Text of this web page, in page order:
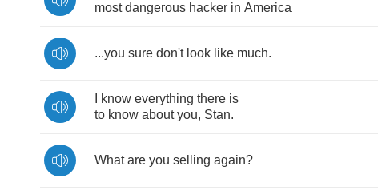
most dangerous hacker in America
...you sure don't look like much.
know everything there is
to know about you, Stan.
What are you selling again?